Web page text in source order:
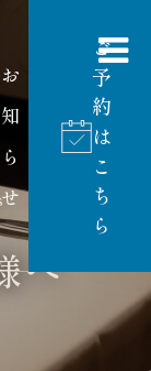
お
知
ら
せ
ご
予
約
は
こ
ち
ら
へ